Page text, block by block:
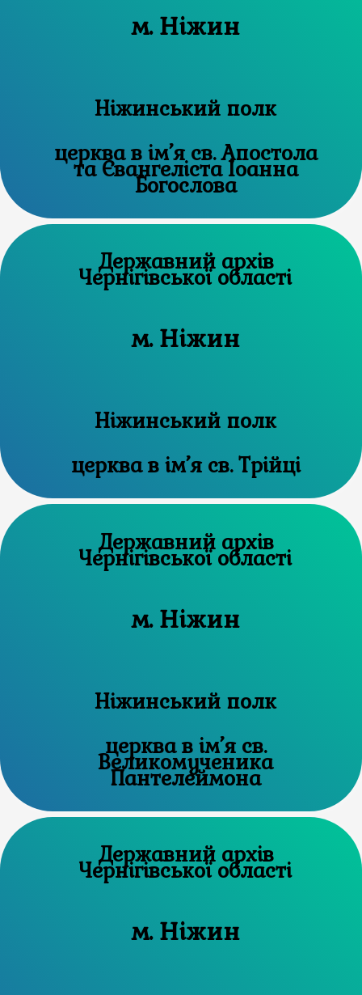
м. Ніжин
Ніжинський полк
церква в ім’я св. Апостола
та Євангеліста Іоанна
Богослова
Державний архів
Чернігівської області
м. Ніжин
Ніжинський полк
церква в ім’я св. Трійці
Державний архів
Чернігівської області
м. Ніжин
Ніжинський полк
церква в ім’я св.
Великомученика
Пантелеймона
Державний архів
Чернігівської області
м. Ніжин